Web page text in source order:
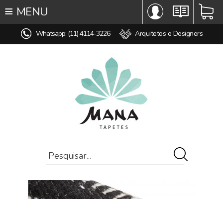
∞ TODOS OS TAPETES
♥ TAPETES SOB MEDIDA
COMPOSIÇÃO
OFERTAS
≡ MENU
Whatsapp: (11) 4114-3226 Arquitetos e Designers